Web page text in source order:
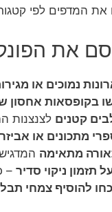
את המדפים לפי
7
נמוכים או
בקופסאות אחסון
קטנים לצנצנות
מתכונים או
מתאימה
תזמון ניקוי סדיר –
להוסיף צמחי